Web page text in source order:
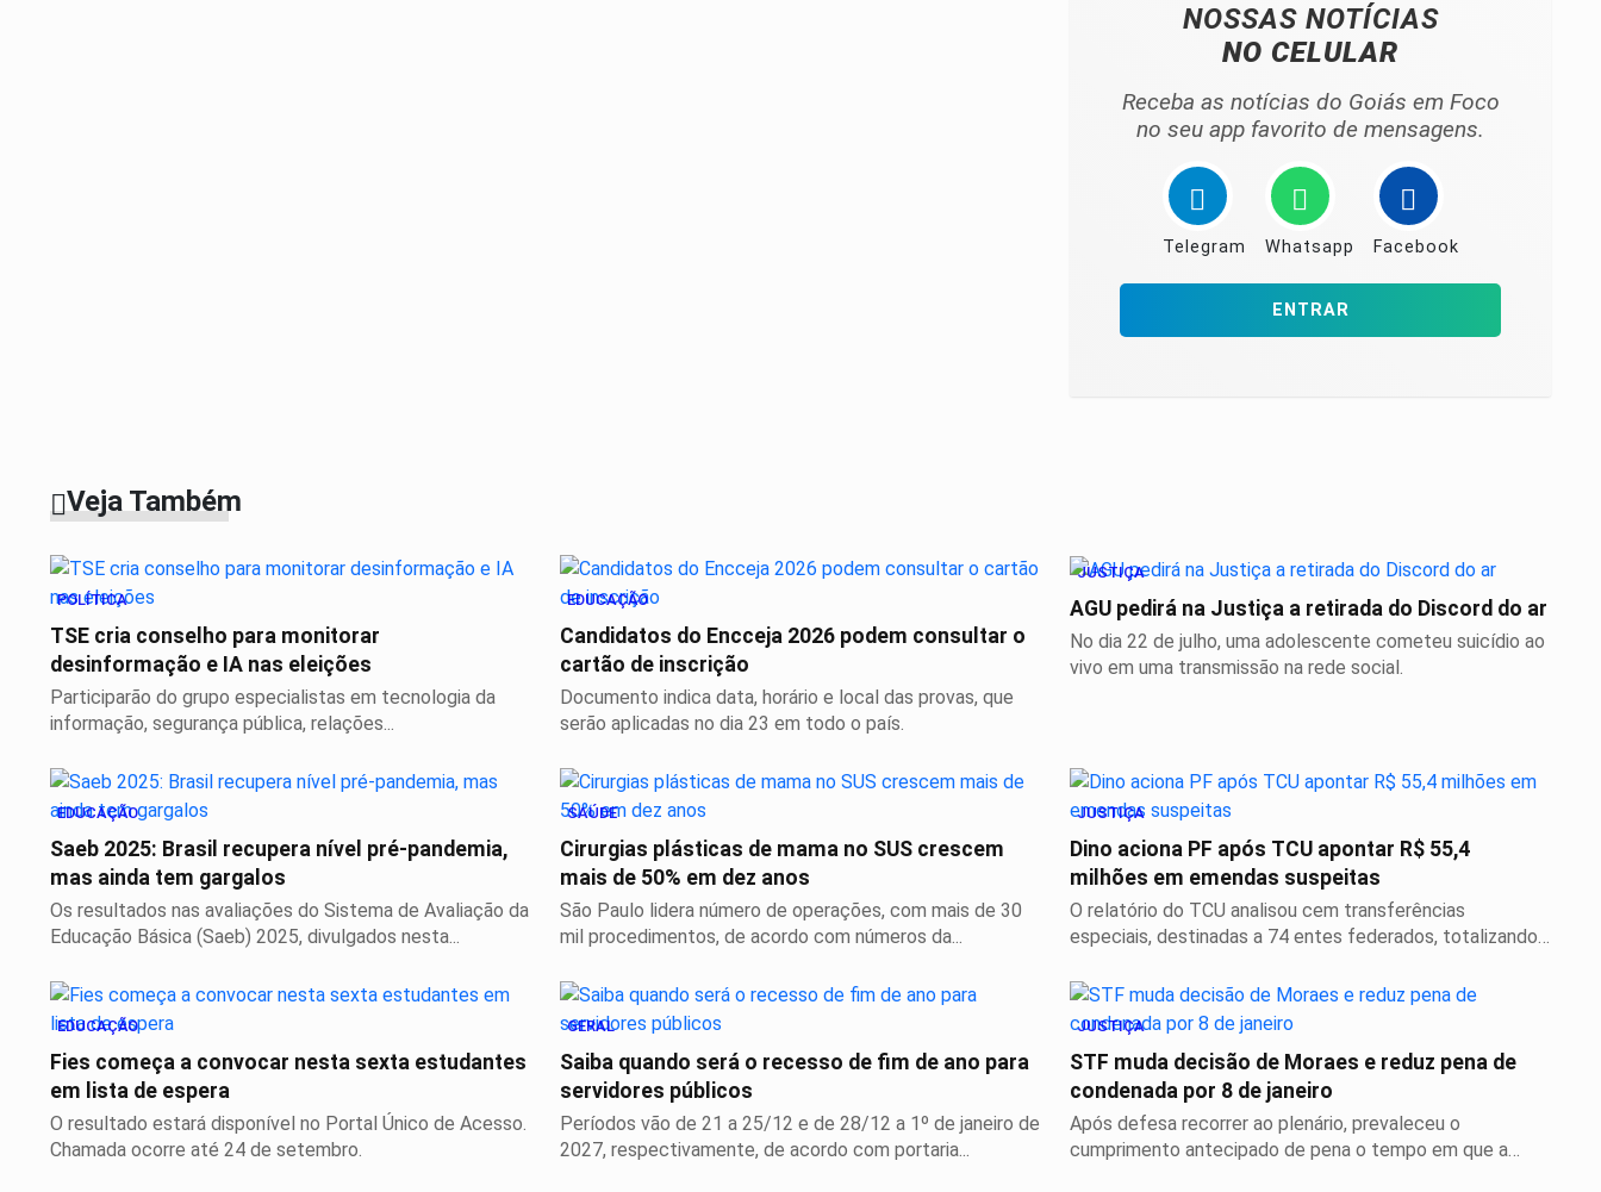
NOSSAS NOTÍCIAS
NO CELULAR
Receba as notícias do Goiás em Foco
no seu app favorito de mensagens.
Telegram Whatsapp Facebook
ENTRAR
Veja Também
POLÍTICA
TSE cria conselho para monitorar
desinformação e IA nas eleições
Participarão do grupo especialistas em tecnologia da
informação, segurança pública, relações...
EDUCAÇÃO
Candidatos do Encceja 2026 podem consultar o
cartão de inscrição
Documento indica data, horário e local das provas, que
serão aplicadas no dia 23 em todo o país.
JUSTIÇA
AGU pedirá na Justiça a retirada do Discord do ar
No dia 22 de julho, uma adolescente cometeu suicídio ao
vivo em uma transmissão na rede social.
EDUCAÇÃO
Saeb 2025: Brasil recupera nível pré-pandemia,
mas ainda tem gargalos
Os resultados nas avaliações do Sistema de Avaliação da
Educação Básica (Saeb) 2025, divulgados nesta...
SAÚDE
Cirurgias plásticas de mama no SUS crescem
mais de 50% em dez anos
São Paulo lidera número de operações, com mais de 30
mil procedimentos, de acordo com números da...
JUSTIÇA
Dino aciona PF após TCU apontar R$ 55,4
milhões em emendas suspeitas
O relatório do TCU analisou cem transferências
especiais, destinadas a 74 entes federados, totalizando
EDUCAÇÃO
Fies começa a convocar nesta sexta estudantes
em lista de espera
O resultado estará disponível no Portal Único de Acesso.
Chamada ocorre até 24 de setembro.
GERAL
Saiba quando será o recesso de fim de ano para
servidores públicos
Períodos vão de 21 a 25/12 e de 28/12 a 1º de janeiro de
2027, respectivamente, de acordo com portaria...
JUSTIÇA
STF muda decisão de Moraes e reduz pena de
condenada por 8 de janeiro
Após defesa recorrer ao plenário, prevaleceu o
cumprimento antecipado de pena o tempo em que a